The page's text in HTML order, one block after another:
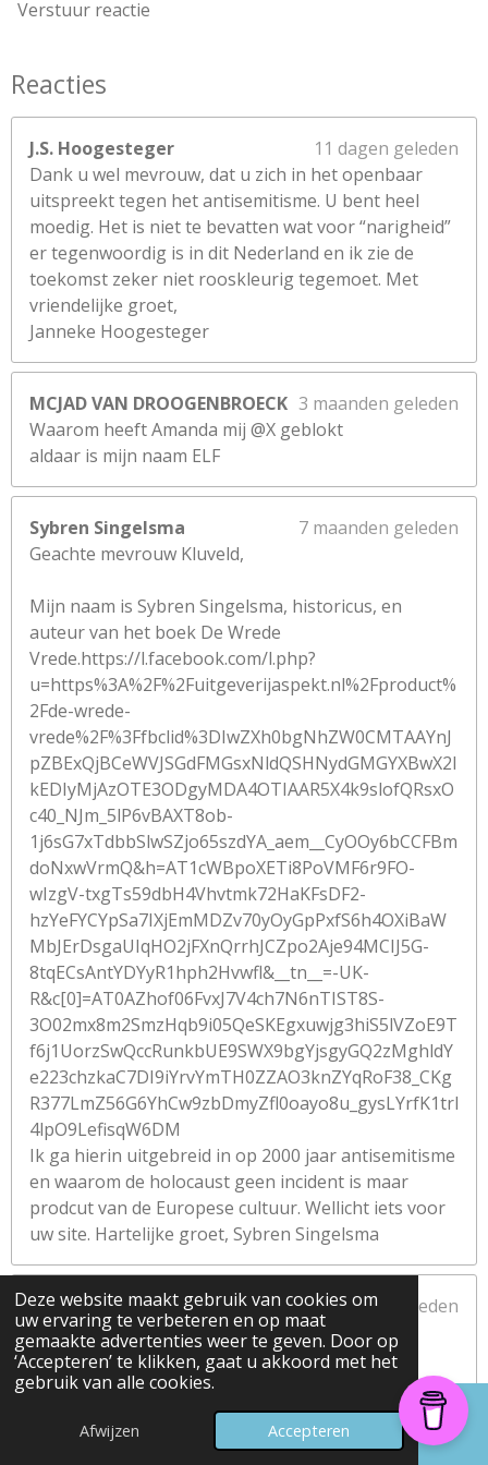
Deze website maakt gebruik van cookies om
uw ervaring te verbeteren en op maat
gemaakte advertenties weer te geven. Door op
‘Accepteren’ te klikken, gaat u akkoord met het
gebruik van alle cookies.
Afwijzen Accepteren
Verstuur reactie
Reacties
J.S. Hoogesteger
11 dagen geleden
Dank u wel mevrouw, dat u zich in het openbaar
uitspreekt tegen het antisemitisme. U bent heel
moedig. Het is niet te bevatten wat voor “narigheid”
er tegenwoordig is in dit Nederland en ik zie de
toekomst zeker niet rooskleurig tegemoet. Met
vriendelijke groet,
Janneke Hoogesteger
MCJAD VAN DROOGENBROECK 3 maanden geleden
Waarom heeft Amanda mij @X geblokt
aldaar is mijn naam ELF
Sybren Singelsma
7 maanden geleden
Geachte mevrouw Kluveld,
Mijn naam is Sybren Singelsma, historicus, en
auteur van het boek De Wrede
Vrede.https://l.facebook.com/l.php?
u=https%3A%2F%2Fuitgeverijaspekt.nl%2Fproduct%
2Fde-wrede-
vrede%2F%3Ffbclid%3DIwZXh0bgNhZW0CMTAAYnJ
pZBExQjBCeWVJSGdFMGsxNldQSHNydGMGYXBwX2l
kEDIyMjAzOTE3ODgyMDA4OTIAAR5X4k9slofQRsxO
c40_NJm_5lP6vBAXT8ob-
1j6sG7xTdbbSlwSZjo65szdYA_aem__CyOOy6bCCFBm
doNxwVrmQ&h=AT1cWBpoXETi8PoVMF6r9FO-
wIzgV-txgTs59dbH4Vhvtmk72HaKFsDF2-
hzYeFYCYpSa7IXjEmMDZv70yOyGpPxfS6h4OXiBaW
MbJErDsgaUIqHO2jFXnQrrhJCZpo2Aje94MCIJ5G-
8tqECsAntYDYyR1hph2Hvwfl&__tn__=-UK-
R&c[0]=AT0AZhof06FvxJ7V4ch7N6nTIST8S-
3O02mx8m2SmzHqb9i05QeSKEgxuwjg3hiS5lVZoE9T
f6j1UorzSwQccRunkbUE9SWX9bgYjsgyGQ2zMghldY
e223chzkaC7DI9iYrvYmTH0ZZAO3knZYqRoF38_CKg
R377LmZ56G6YhCw9zbDmyZfl0oayo8u_gysLYrfK1trl
4lpO9LefisqW6DM
Ik ga hierin uitgebreid in op 2000 jaar antisemitisme
en waarom de holocaust geen incident is maar
prodcut van de Europese cultuur. Wellicht iets voor
uw site. Hartelijke groet, Sybren Singelsma
Joosje Asser
9 maanden geleden
Bij buitensluiten begint de ellende.
Ik ben ervaringsdeskundige in deze.
Mijn ervaringen zou ik graag willen delen
een jaar geleden